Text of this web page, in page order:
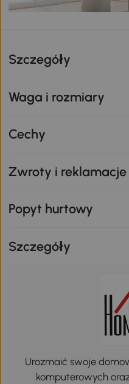
Szczegóły
Waga i rozmiary
Cechy
Zwroty i reklamacje
Popyt hurtowy
Szczegóły
Urozmaić swoje
komputerowych